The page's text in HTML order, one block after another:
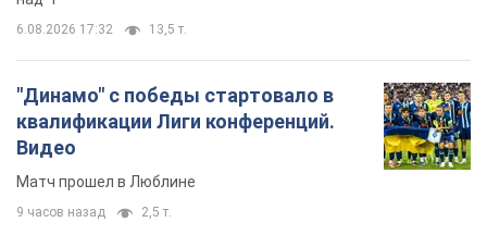
6.08.2026 17:32 13,5 т.
"Динамо" с победы стартовало в
квалификации Лиги конференций.
Видео
Матч прошел в Люблине
9 часов назад 2,5 т.